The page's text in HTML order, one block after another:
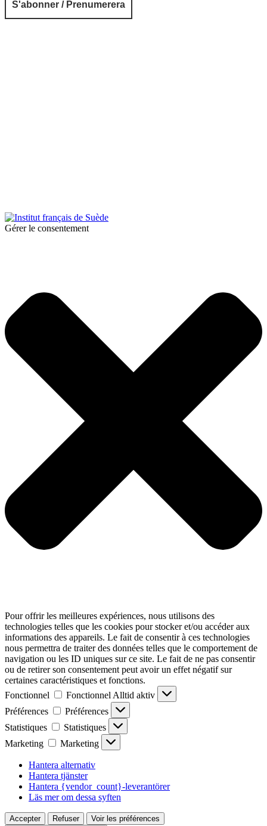
Gérer le consentement
Pour offrir les meilleures expériences, nous utilisons des
technologies telles que les cookies pour stocker et/ou accéder aux
informations des appareils. Le fait de consentir à ces technologies
nous permettra de traiter des données telles que le comportement de
navigation ou les ID uniques sur ce site. Le fait de ne pas consentir
ou de retirer son consentement peut avoir un effet négatif sur
certaines caractéristiques et fonctions.
Fonctionnel
Fonctionnel Alltid aktiv
Préférences
Préférences
Statistiques
Statistiques
Marketing
Marketing
Hantera alternativ
Hantera tjänster
Hantera {vendor_count}-leverantörer
Läs mer om dessa syften
Accepter Refuser Voir les préférences